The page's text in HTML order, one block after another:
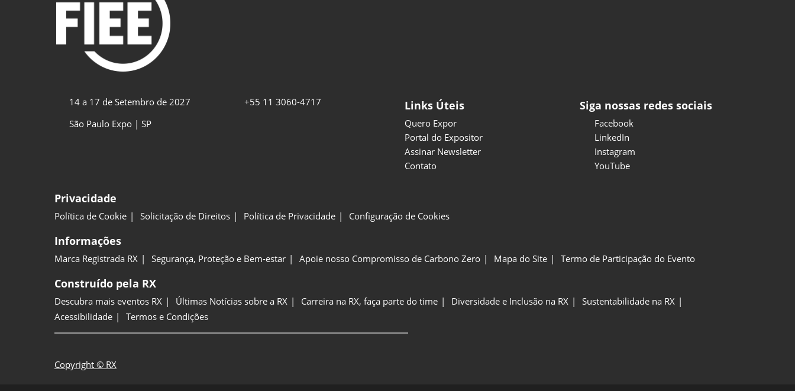
14 a 17 de Setembro de 2027
São Paulo Expo | SP
+55 11 3060-4717 Links Úteis
Quero Expor
Portal do Expositor
Assinar Newsletter
Contato
Siga nossas redes sociais
Facebook
LinkedIn
Instagram
YouTube
Privacidade
Política de Cookie Solicitação de Direitos Política de Privacidade Configuração de Cookies
Informações
Marca Registrada RX Segurança, Proteção e Bem-estar Apoie nosso Compromisso de Carbono Zero Mapa do Site Termo de Participação do Evento
Construído pela RX
Descubra mais eventos RX Últimas Notícias sobre a RX Carreira na RX, faça parte do time Diversidade e Inclusão na RX
Sustentabilidade na RX
Acessibilidade
Termos e Condições
Copyright © RX